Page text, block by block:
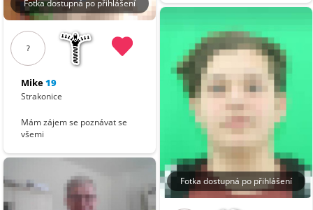
Fotka dostupná po přihlášení
?
Mike19
Strakonice
Mám zájem se poznávat se
všemi
Fotka dostupná po přihlášení